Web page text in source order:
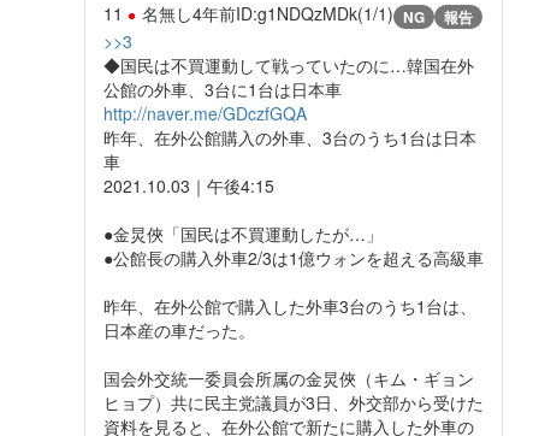
11 名無し4年前ID:g1NDQzMDk(1/1) NG 報告
>>3
◆国民は不買運動して戦っていたのに…韓国在外
公館の外車、3台に1台は日本車
http://naver.me/GDczfGQA
昨年、在外公館購入の外車、3台のうち1台は日本
車
2021.10.03｜午後4:15
●金炅俠「国民は不買運動したが…」
●公館長の購入外車2/3は1億ウォンを超える高級車
昨年、在外公館で購入した外車3台のうち1台は、
日本産の車だった。
国会外交統一委員会所属の金炅俠（キム・ギョン
ヒョプ）共に民主党議員が3日、外交部から受けた
資料を見ると、在外公館で新たに購入した外車の